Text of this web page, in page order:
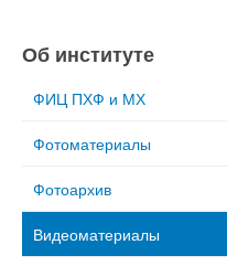
Об институте
ФИЦ ПХФ и МХ
Фотоматериалы
Фотоархив
Видеоматериалы